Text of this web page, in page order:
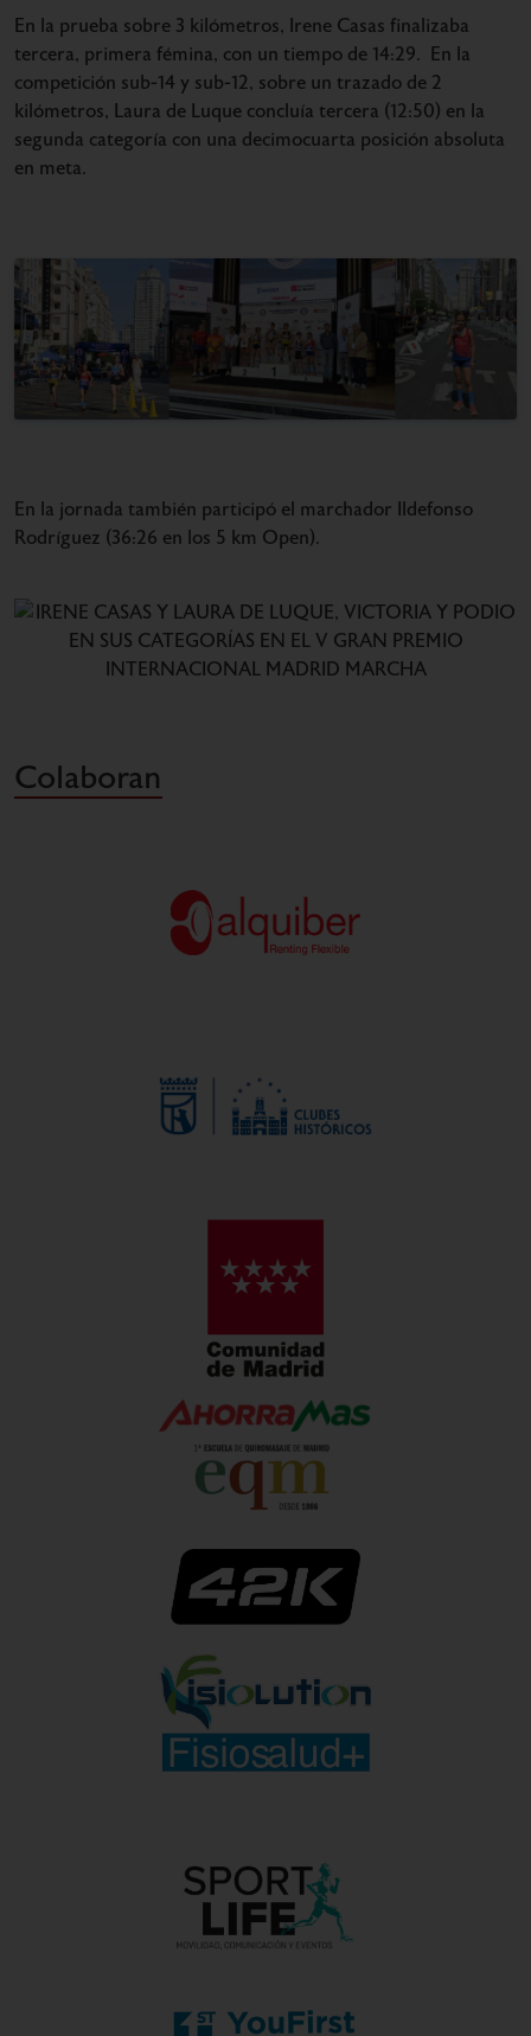
En la prueba sobre 3 kilómetros, Irene Casas finalizaba
tercera, primera fémina, con un tiempo de 14:29. En la
competición sub-14 y sub-12, sobre un trazado de 2
kilómetros, Laura de Luque concluía tercera (12:50) en la
segunda categoría con una decimocuarta posición absoluta
en meta.
En la jornada también participó el marchador Ildefonso
Rodríguez (36:26 en los 5 km Open).
Colaboran